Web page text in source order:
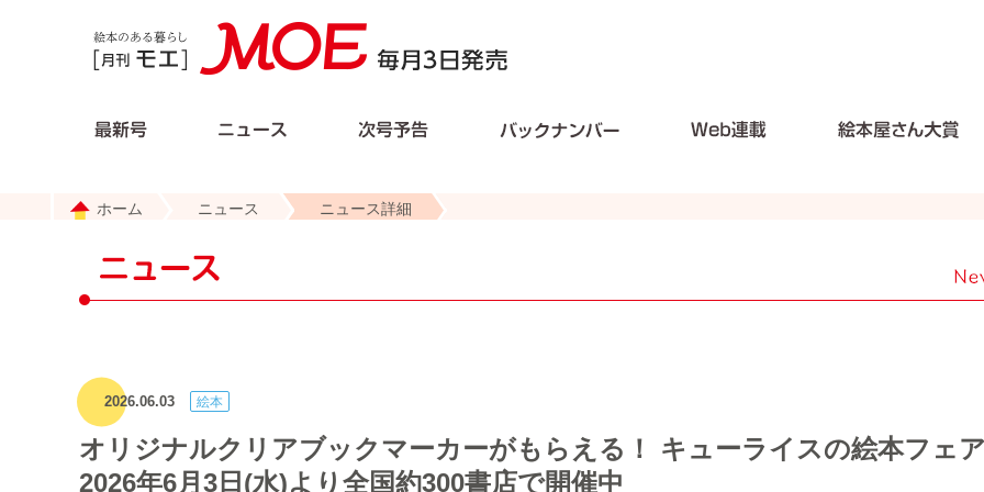
ホーム ニュース ニュース詳細
2026.06.03
オリジナルクリアブックマーカーがもらえる！ キューライスの絵本フ
2026年6月3日(水)より全国約300書店で開催中